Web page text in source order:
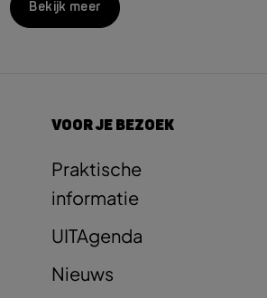
Bekijk meer
VOOR JE BEZOEK
Praktische
informatie
UITAgenda
Nieuws